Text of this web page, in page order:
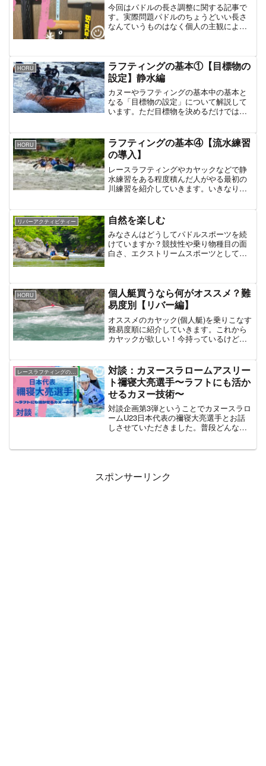
今回はパドルの長さ調整に関する記事で
す。実際問題パドルのちょうどいい長さ
なんていうものはなく個人の主観による
合ってない気がするんだ...
HORU
ラフティングの基本①【目標物の
設定】静水編
カヌーやラフティングの基本中の基本と
なる「目標物の設定」について解説して
います。ただ目標物を決めるだけではな
めて解説しています。
HORU
ラフティングの基本④【流水練習
の導入】
レースラフティングやカヤックなどで静
水練習をある程度積んだ人がやる最初の
川練習を紹介していきます。いきなり難
リバーアクティビティー 自然を楽しむ
みなさんはどうしてパドルスポーツを続
けていますか？競技性や乗り物種目の面
白さ、エクストリームスポーツとしての
考え方について語っていき...
HORU
個人艇買うなら何がオススメ？難
易度別【リバー編】
オススメのカヤック(個人艇)を乗りこなす
難易度順に紹介していきます。これから
カヤックが欲しい！今持っているけど違
レースラフティングの技術
対談：カヌースラロームアスリー
ト禰寝大亮選手〜ラフトにも活か
せるカヌー技術〜
対談企画第3弾ということでカヌースラロ
ームU23日本代表の禰寝大亮選手とお話
しさせていただきました。普段どんな練
スポンサーリンク